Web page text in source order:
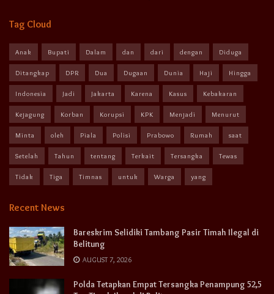
Tag Cloud
Anak Bupati Dalam dan dari dengan Diduga
Ditangkap DPR Dua Dugaan Dunia Haji Hingga
Indonesia Jadi Jakarta Karena Kasus Kebakaran
Kejagung Korban Korupsi KPK Menjadi Menurut
Minta oleh Piala Polisi Prabowo Rumah saat
Setelah Tahun tentang Terkait Tersangka Tewas
Tidak Tiga Timnas untuk Warga yang
Recent News
Bareskrim Selidiki Tambang Pasir Timah Ilegal di
Belitung
AUGUST 7, 2026
Polda Tetapkan Empat Tersangka Penampung 52,5